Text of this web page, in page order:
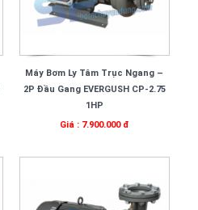
Máy Bơm Ly Tâm Trục Ngang –
2P Đầu Gang EVERGUSH CP-2.75
1HP
Giá : 7.900.000 đ